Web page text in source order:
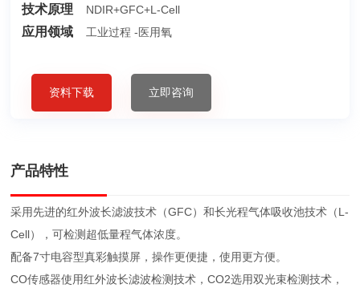
技术原理 NDIR+GFC+L-Cell
应用领域 工业过程 -医用氧
资料下载 立即咨询
产品特性
采用先进的红外波长滤波技术（GFC）和长光程气体吸收池技术（L-
Cell），可检测超低量程气体浓度。
配备7寸电容型真彩触摸屏，操作更便捷，使用更方便。
CO传感器使用红外波长滤波检测技术，CO2选用双光束检测技术，